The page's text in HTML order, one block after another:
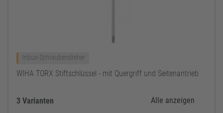
Inbus-Schraubendreher
WIHA TORX Stiftschlüssel - mit Quergriff und Seitenantrieb
3 Varianten
Alle anzeigen